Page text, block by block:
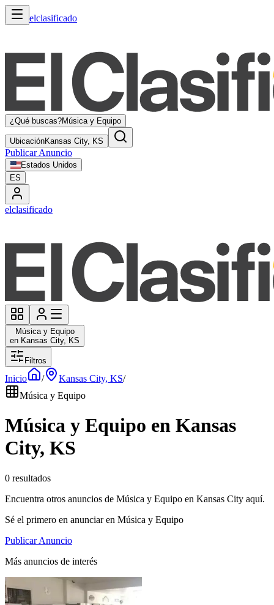
elclasificado
¿Qué buscas?Música y Equipo
UbicaciónKansas City, KS
Publicar Anuncio
Estados Unidos
ES
elclasificado
Música y Equipo
en Kansas City, KS
Filtros
Inicio / Kansas City, KS/
Música y Equipo
Música y Equipo en Kansas
City, KS
0 resultados
Encuentra otros anuncios de Música y Equipo en Kansas City aquí.
Sé el primero en anunciar en Música y Equipo
Publicar Anuncio
Más anuncios de interés